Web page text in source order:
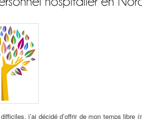
j’ai décidé d’offrir de mon temps